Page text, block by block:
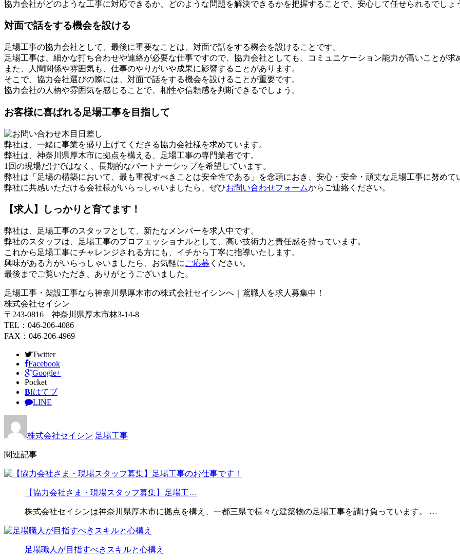
協力会社がどのような工事に対応できるか、どのような問題を解決できるかを把握することで、安心して任せられるでしょ
対面で話をする機会を設ける
足場工事の協力会社として、最後に重要なことは、対面で話をする機会を設けることです。
足場工事は、細かな打ち合わせや連絡が必要な仕事ですので、協力会社としても、コミュニケーション能力が高いことが求
また、人間関係や雰囲気も、仕事のやりがいや成果に影響することがあります。
そこで、協力会社選びの際には、対面で話をする機会を設けることが重要です。
協力会社の人柄や雰囲気を感じることで、相性や信頼感を判断できるでしょう。
お客様に喜ばれる足場工事を目指して
弊社は、一緒に事業を盛り上げてくださる協力会社様を求めています。
弊社は、神奈川県厚木市に拠点を構える、足場工事の専門業者です。
1回の現場だけではなく、長期的なパートナーシップを希望しています。
弊社は「足場の構築において、最も重視すべきことは安全性である」を念頭におき、安心・安全・頑丈な足場工事に努めて
弊社に共感いただける会社様がいらっしゃいましたら、ぜひお問い合わせフォームからご連絡ください。
【求人】しっかりと育てます！
弊社は、足場工事のスタッフとして、新たなメンバーを求人中です。
弊社のスタッフは、足場工事のプロフェッショナルとして、高い技術力と責任感を持っています。
これから足場工事にチャレンジされる方にも、イチから丁寧に指導いたします。
興味がある方がいらっしゃいましたら、お気軽に ご応募 ください。
最後までご覧いただき、ありがとうございました。
足場工事・架設工事なら神奈川県厚木市の株式会社セイシンへ｜鳶職人を求人募集中！
株式会社セイシン
〒243-0816 神奈川県厚木市林3-14-8
TEL：046-206-4086
FAX：046-206-4969
Twitter
Facebook
Google+
Pocket
B!はてブ
LINE
株式会社セイシン 足場工事
関連記事
【協力会社さま・現場スタッフ募集】足場工…
株式会社セイシンは神奈川県厚木市に拠点を構え、一都三県で様々な建築物の足場工事を請け負っています。 …
足場職人が目指すべきスキルと心構え